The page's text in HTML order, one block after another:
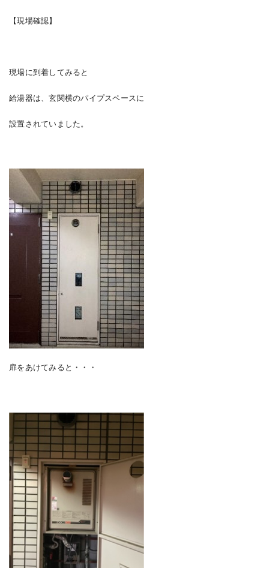
【現場確認】
現場に到着してみると
給湯器は、玄関横のパイプスペースに
設置されていました。
扉をあけてみると・・・